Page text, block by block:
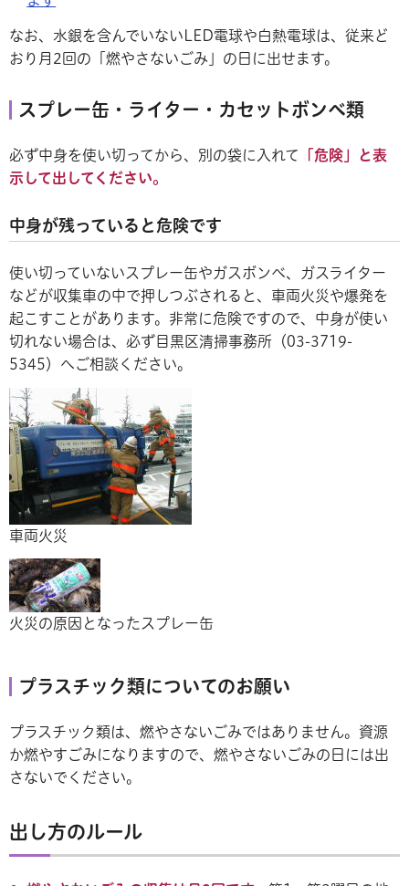
なお、水銀を含んでいないLED電球や白熱電球は、従来ど
おり月2回の「燃やさないごみ」の日に出せます。
スプレー缶・ライター・カセットボンベ類
必ず中身を使い切ってから、別の袋に入れて
「危険」と表
示して出してください。
中身が残っていると危険です
使い切っていないスプレー缶やガスボンベ、ガスライター
などが収集車の中で押しつぶされると、車両火災や爆発を
起こすことがあります。非常に危険ですので、中身が使い
切れない場合は、必ず目黒区清掃事務所（03-3719-
5345）へご相談ください。
車両火災
火災の原因となったスプレー缶
プラスチック類についてのお願い
プラスチック類は、燃やさないごみではありません。資源
か燃やすごみになりますので、燃やさないごみの日には出
さないでください。
出し方のルール